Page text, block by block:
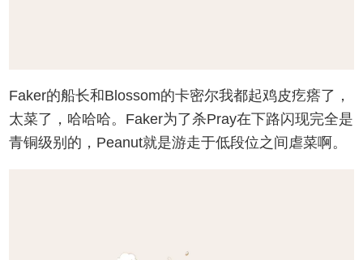
Faker的船长和Blossom的卡密尔我都起鸡皮疙瘩了，
太菜了，哈哈哈。Faker为了杀Pray在下路闪现完全是
青铜级别的，Peanut就是游走于低段位之间虐菜啊。